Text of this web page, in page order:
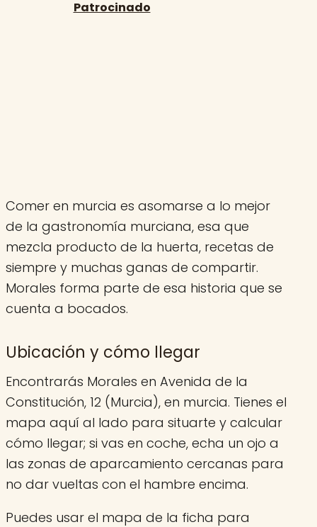
Comer en murcia es asomarse a lo mejor
de la gastronomía murciana, esa que
mezcla producto de la huerta, recetas de
siempre y muchas ganas de compartir.
Morales forma parte de esa historia que se
cuenta a bocados.
Ubicación y cómo llegar
Encontrarás Morales en Avenida de la
Constitución, 12 (Murcia), en murcia. Tienes el
mapa aquí al lado para situarte y calcular
cómo llegar; si vas en coche, echa un ojo a
las zonas de aparcamiento cercanas para
no dar vueltas con el hambre encima.
Puedes usar el mapa de la ficha para